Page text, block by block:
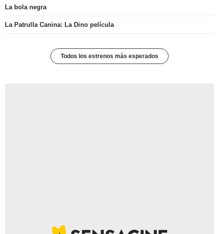
La bola negra
La Patrulla Canina: La Dino película
Todos los estrenos más esperados